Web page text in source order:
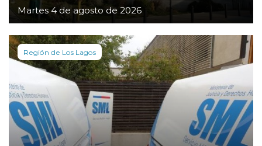
Martes 4 de agosto de 2026
Región de Los Lagos